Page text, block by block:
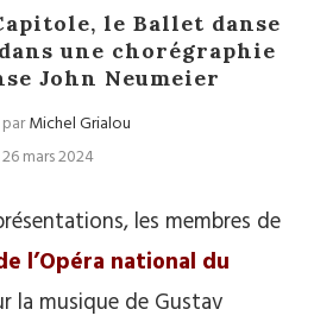
le Ballet danse
une chorégraphie
John Neumeier
Michel Grialou
26 mars 2024
les membres de
l’Opéra national du
la musique de Gustav